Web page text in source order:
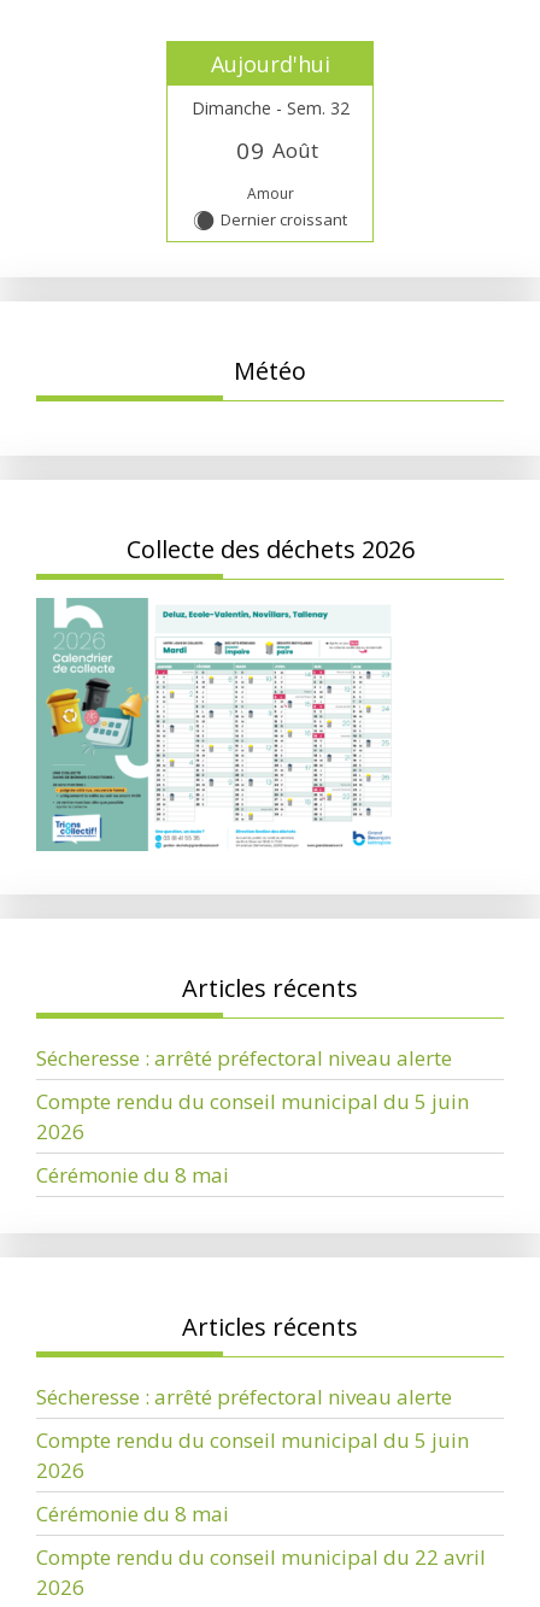
Aujourd'hui
Dimanche - Sem. 32
09 Août
Amour
X Dernier croissant
Météo
Collecte des déchets 2026
Articles récents
Sécheresse : arrêté préfectoral niveau alerte
Compte rendu du conseil municipal du 5 juin
2026
Cérémonie du 8 mai
Articles récents
Sécheresse : arrêté préfectoral niveau alerte
Compte rendu du conseil municipal du 5 juin
2026
Cérémonie du 8 mai
Compte rendu du conseil municipal du 22 avril
2026